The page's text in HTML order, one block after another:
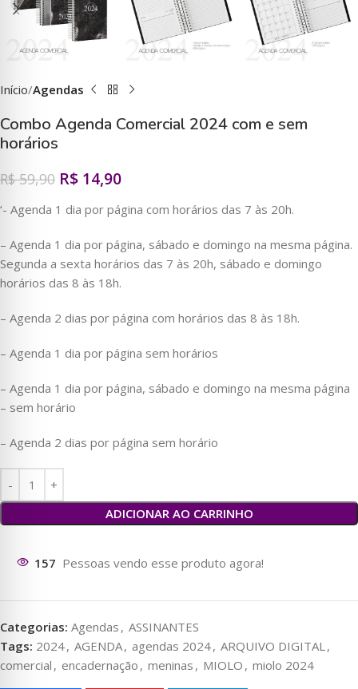
Início Agendas
Combo Agenda Comercial 2024 com e sem
horários
R$59,90 R$ 14,90
‘- Agenda 1 dia por página com horários das 7 às 20h.
– Agenda 1 dia por página, sábado e domingo na mesma página.
Segunda a sexta horários das 7 às 20h, sábado e domingo
horários das 8 às 18h.
– Agenda 2 dias por página com horários das 8 às 18h.
– Agenda 1 dia por página sem horários
– Agenda 1 dia por página, sábado e domingo na mesma página
– sem horário
– Agenda 2 dias por página sem horário
ADICIONAR AO CARRINHO
157 Pessoas vendo esse produto agora!
Categorias: Agendas , ASSINANTES
Tags: 2024, AGENDA, agendas 2024, ARQUIVO DIGITAL,
comercial , encadernação , meninas , MIOLO , miolo 2024